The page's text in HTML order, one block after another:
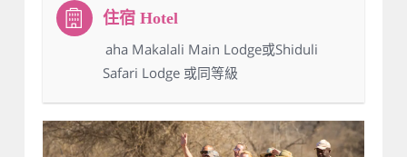
：aha Makalali Main Lodge或Shiduli
Safari Lodge 或同等級